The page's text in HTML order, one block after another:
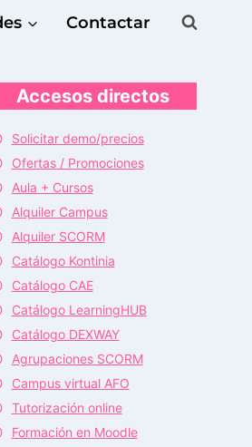
Contactar
Accesos directos
Solicitar demo/precios
Ofertas / Promociones
Aula + Cursos
Alquiler Campus
Alquiler SCORM
Catálogo Kontinia
Catálogo CAE
Catálogo LearningHUB
Catálogo DEXWAY
Agrupaciones SCORM
Campus virtual AFO
Tutorización online
Formación en Moodle